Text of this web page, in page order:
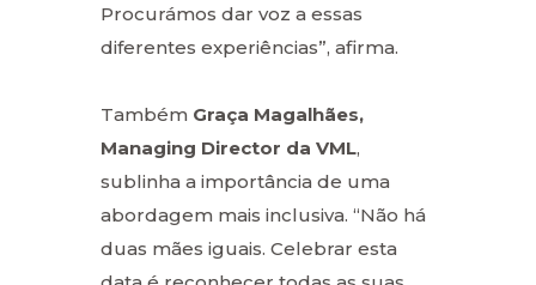
Procurámos dar voz a essas
diferentes experiências”, afirma.
Também Graça Magalhães,
Managing Director da VML,
sublinha a importância de uma
abordagem mais inclusiva. “Não há
duas mães iguais. Celebrar esta